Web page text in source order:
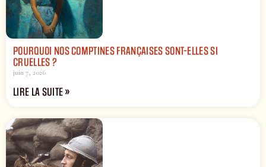
POURQUOI NOS COMPTINES FRANÇAISES SONT-ELLES SI
CRUELLES ?
juin 7, 2026
LIRE LA SUITE »